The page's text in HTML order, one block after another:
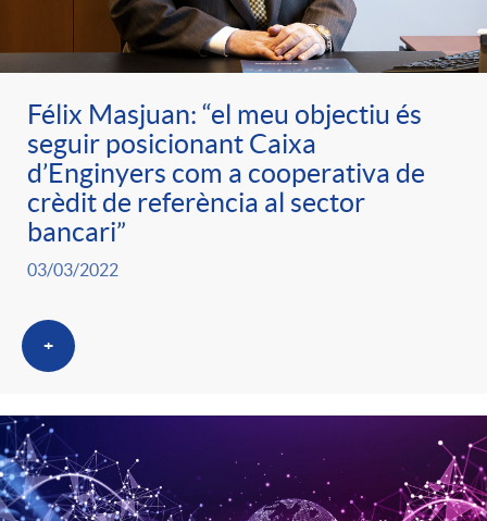
r
a
S
a
l
a
d
p
e
r
c
a
t
e
n
d
o
A
l
c
a
d
o
r
Félix Masjuan: “el meu objectiu és
seguir posicionant Caixa
d’Enginyers com a cooperativa de
crèdit de referència al sector
bancari”
03/03/2022
+